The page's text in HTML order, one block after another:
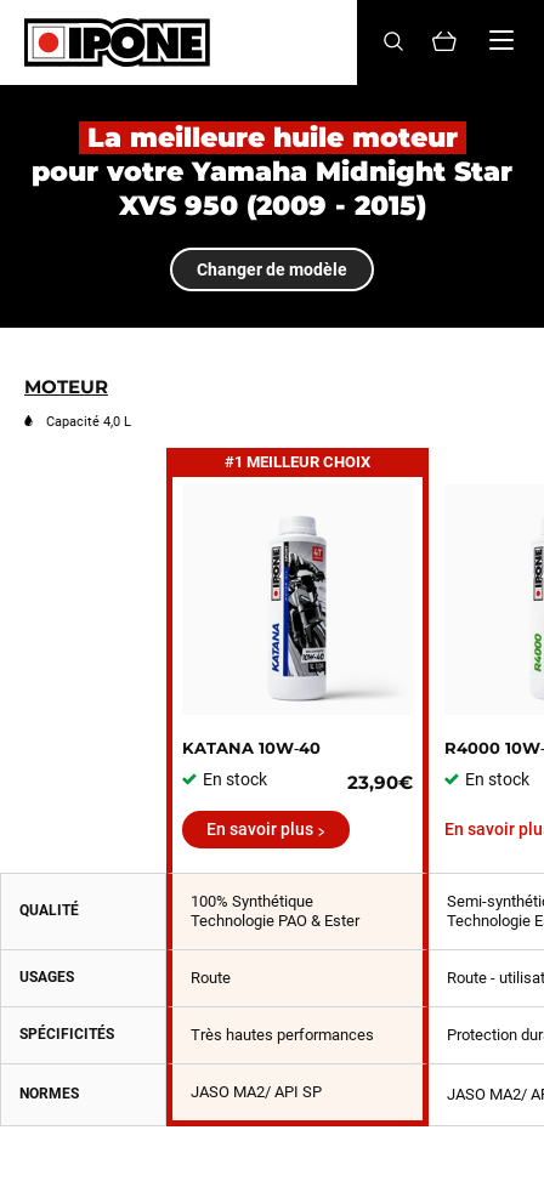
Ipone
HUILES MOTEUR
ENTRETIEN
MAINTENANCE
Revendeurs
BE
La meilleure huile moteur
pour votre Yamaha Midnight Star
XVS 950 (2009 - 2015)
Changer de modèle
MOTEUR
Capacité 4,0 L
#1 MEILLEUR CHOIX
KATANA 10W‑40
En stock
23,90€
R4000
En stock
En savoir plus En savoir
QUALITÉ
100% Synthétique
Technologie PAO & Ester
Semi-
Technologie
USAGES Route Route -
SPÉCIFICITÉS Très hautes performances Protection
NORMES JASO MA2/ API SP JASO MA2/